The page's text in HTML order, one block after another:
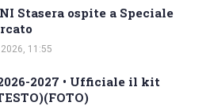
Stasera ospite a Speciale
2026, 11:55
2027 • Ufficiale il kit